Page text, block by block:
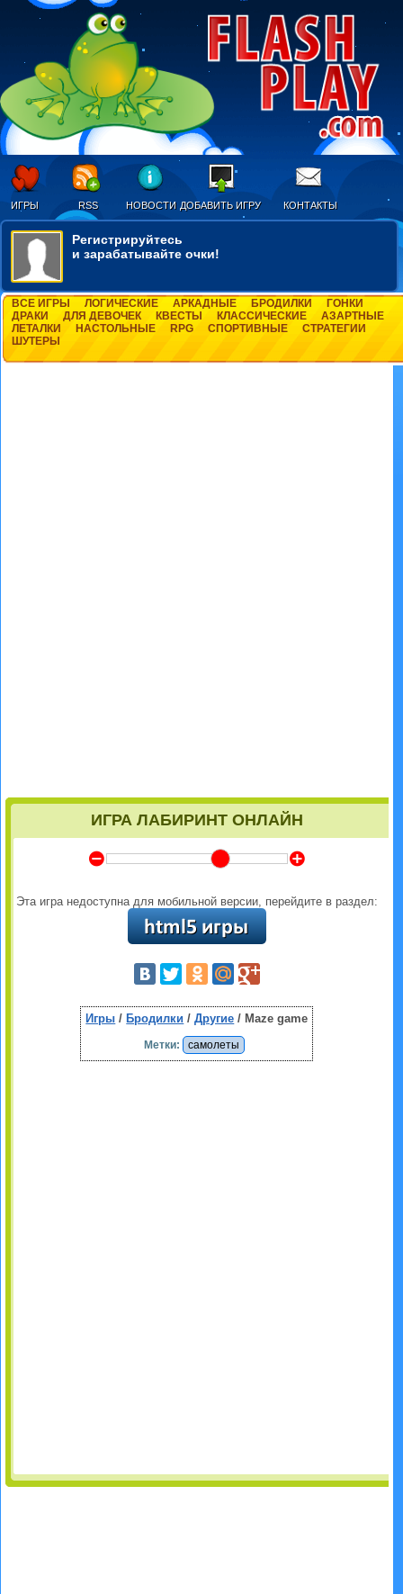
ИГРЫ RSS НОВОСТИ ДОБАВИТЬ ИГРУ КОНТАКТЫ
Регистрируйтесь
и зарабатывайте очки!
ВСЕ ИГРЫ ЛОГИЧЕСКИЕ АРКАДНЫЕ БРОДИЛКИ
ГОНКИ
ДРАКИ
ДЛЯ ДЕВОЧЕК КВЕСТЫ КЛАССИЧЕСКИЕ
АЗАРТНЫЕ
ЛЕТАЛКИ
НАСТОЛЬНЫЕ RPG СПОРТИВНЫЕ
СТРАТЕГИИ
ШУТЕРЫ
ИГРА ЛАБИРИНТ ОНЛАЙН
Y Z
Эта игра недоступна для мобильной версии, перейдите в раздел:
Игры / Бродилки /Другие / Maze game
Метки: самолеты